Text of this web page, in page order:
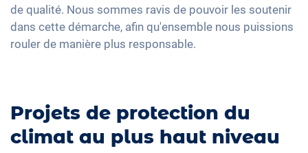
de qualité. Nous sommes ravis de pouvoir les soutenir
dans cette démarche, afin qu'ensemble nous puissions
rouler de manière plus responsable.
Projets de protection du
climat au plus haut niveau